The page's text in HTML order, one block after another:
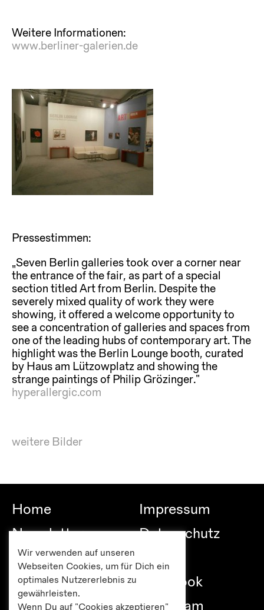
Weitere Informationen:
www.berliner-galerien.de
Pressestimmen:
„Seven Berlin galleries took over a corner near
the entrance of the fair, as part of a special
section titled Art from Berlin. Despite the
severely mixed quality of work they were
showing, it offered a welcome opportunity to
see a concentration of galleries and spaces from
one of the leading hubs of contemporary art. The
highlight was the Berlin Lounge booth, curated
by Haus am Lützowplatz and showing the
strange paintings of Philip Grözinger.“
hyperallergic.com
weitere Bilder
Home
Newsletter
Besuch
Publikationen
Editionen
Impressum
Datenschutz
Facebook
Instagram
Wir verwenden auf unseren
Webseiten Cookies, um für Dich ein
optimales Nutzererlebnis zu
gewährleisten.
Wenn Du auf "Cookies akzeptieren"